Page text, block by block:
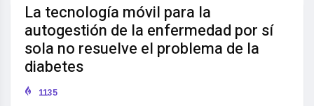
La tecnología móvil para la
autogestión de la enfermedad por sí
sola no resuelve el problema de la
diabetes
1135